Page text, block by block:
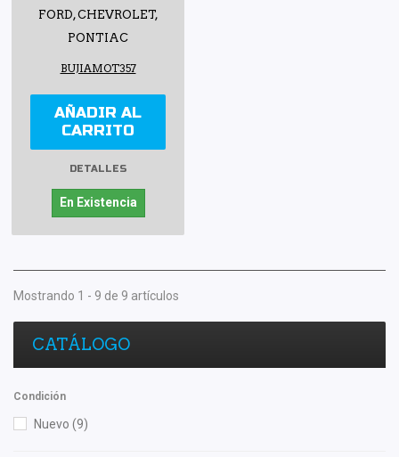
FORD, CHEVROLET,
PONTIAC
BUJIAMOT357
AÑADIR AL
CARRITO
DETALLES
En Existencia
Mostrando 1 - 9 de 9 artículos
CATÁLOGO
Condición
Nuevo (9)